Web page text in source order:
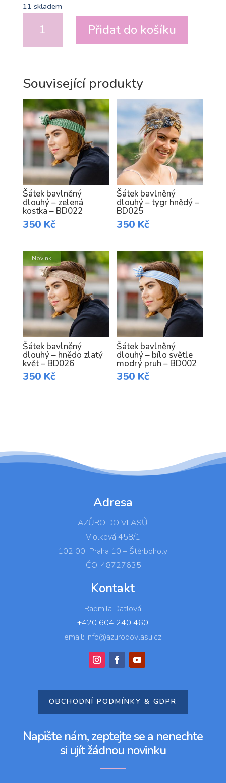
11 skladem
bavlněný
dlouhý
bílý
puntík
malý
–
BD008
množství
Přidat do košíku
Související produkty
Šátek bavlněný
dlouhý – zelená
kostka – BD022
350 Kč
Šátek bavlněný
dlouhý – tygr hnědý –
BD025
350 Kč
Šátek bavlněný
dlouhý – hnědo zlatý
květ – BD026
350 Kč
Novink
a
Šátek bavlněný
dlouhý – bílo světle
modrý pruh – BD002
350 Kč
Adresa
AZŮRO DO VLASŮ
Violková 458/1
102 00 Praha 10 – Štěrboholy
IČO: 48727635
Kontakt
Radmila Datlová
+420 604 240 460
email: info@azurodovlasu.cz
OBCHODNÍ PODMÍNKY & GDPR
Napište nám, zeptejte se a nenechte
si ujít žádnou novinku